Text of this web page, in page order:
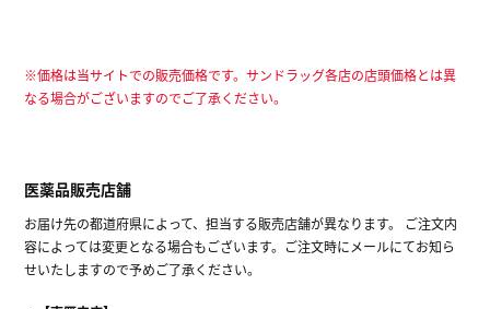
※価格は当サイトでの販売価格です。サンドラッグ各店の店頭価格とは異
なる場合がございますのでご了承ください。
医薬品販売店舗
お届け先の都道府県によって、担当する販売店舗が異なります。 ご注文内
容によっては変更となる場合もございます。ご注文時にメールにてお知ら
せいたしますので予めご了承ください。